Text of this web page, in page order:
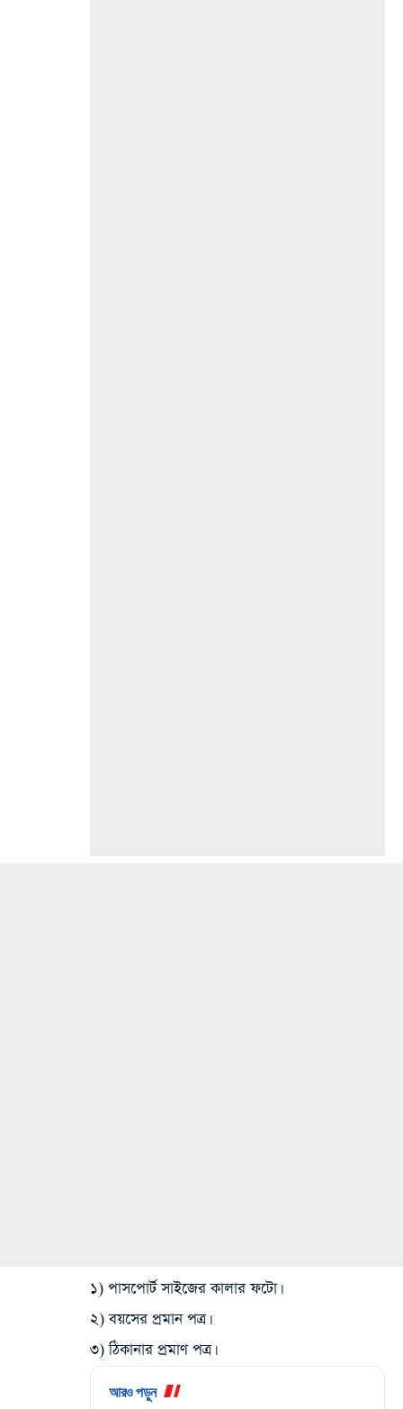
১) পাসপোর্ট সাইজের কালার ফটো।
২) বয়সের প্রমান পত্র।
৩) ঠিকানার প্রমাণ পত্র।
আরও পড়ুন